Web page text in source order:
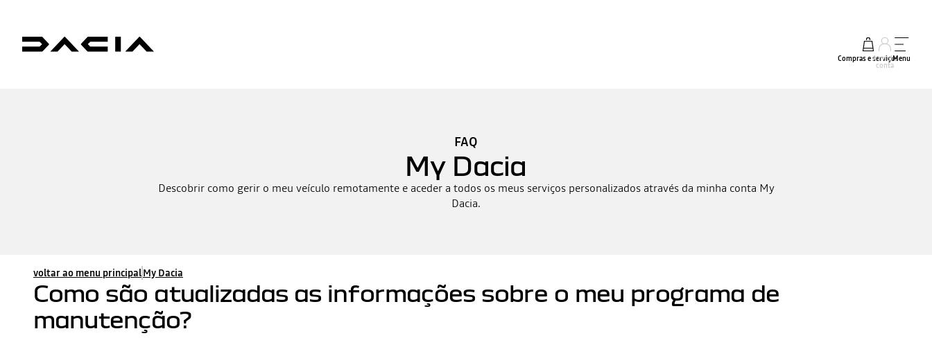
Compras e serviços
A minha
conta
Menu
FAQ
My Dacia
Descobrir como gerir o meu veículo remotamente e aceder a todos os meus serviços personalizados através da minha conta My
Dacia.
voltar ao menu principalMy Dacia
Como são atualizadas as informações sobre o meu programa de
manutenção?